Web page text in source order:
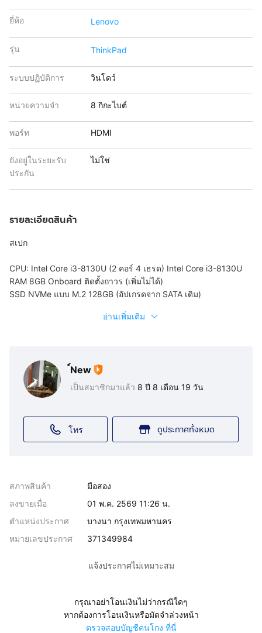
ยี่ห้อ Lenovo
รุ่น ThinkPad
ระบบปฏิบัติการ วินโดว์
หน่วยความจำ 8 กิกะไบต์
พอร์ท HDMI
ยังอยู่ในระยะรับ
ประกัน
ไม่ใช่
รายละเอียดสินค้า
สเปก
CPU: Intel Core i3-8130U (2 คอร์ 4 เธรด) Intel Core i3-8130U
RAM 8GB Onboard ติดตั้งถาวร (เพิ่มไม่ได้)
SSD NVMe แบบ M.2 128GB (อัปเกรดจาก SATA เดิม)
อ่านเพิ่มเติม
์New
เป็นสมาชิกมาแล้ว 8 ปี 8 เดือน 19 วัน
โทร ดูประกาศทั้งหมด
สภาพสินค้า
มือสอง
ลงขายเมื่อ
01 พ.ค. 2569 11:26 น.
ตำแหน่งประกาศ
บางนา กรุงเทพมหานคร
หมายเลขประกาศ
371349984
แจ้งประกาศไม่เหมาะสม
กรุณาอย่าโอนเงินไม่ว่ากรณีใดๆ
หากต้องการโอนเงินหรือมัดจำล่วงหน้า
ตรวจสอบบัญชีคนโกง ที่นี่